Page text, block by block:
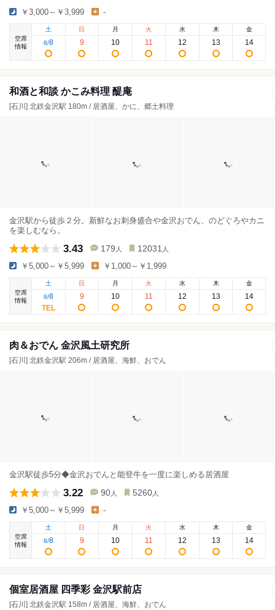
￥3,000～￥3,999 -
空席
情報
土
8/8
日
9
月
10
火
11
水
12
木
13
金
14
和酒と和談 かこみ料理 醍庵
[石川] 北鉄金沢駅 180m / 居酒屋、かに、郷土料理
金沢駅から徒歩２分。新鮮なお刺身盛合や金沢おでん、のどぐろやカニ
を楽しむなら。
3.43 179 人 12031 人
￥5,000～￥5,999 ￥1,000～￥1,999
空席
情報
土
8/8
日
9
月
10
火
11
水
12
木
13
金
14
肉＆おでん 金沢風土研究所
[石川] 北鉄金沢駅 206m / 居酒屋、海鮮、おでん
金沢駅徒歩5分◆金沢おでんと能登牛を一度に楽しめる居酒屋
3.22 90 人 5260 人
￥5,000～￥5,999 -
空席
情報
土
8/8
日
9
月
10
火
11
水
12
木
13
金
14
個室居酒屋 四季彩 金沢駅前店
[石川] 北鉄金沢駅 158m / 居酒屋、海鮮、おでん